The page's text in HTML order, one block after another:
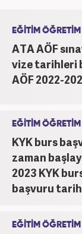
EĞİTİM ÖĞRETİM
ATA AÖF
vize tarihleri
AÖF 2022-
EĞİTİM ÖĞRETİM
KYK burs
zaman
2023 KYK
başvuru
EĞİTİM ÖĞRETİM